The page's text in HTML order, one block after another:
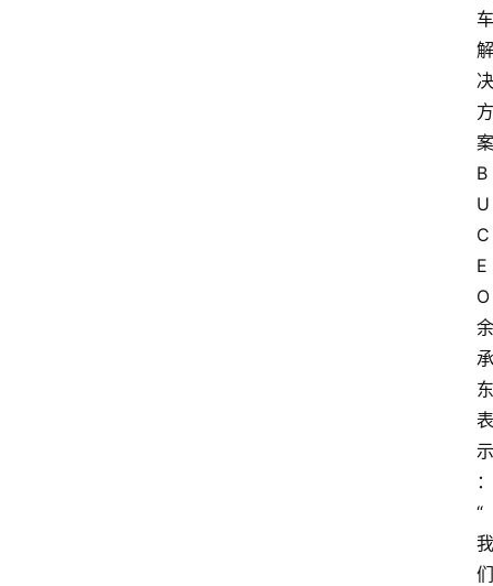
车
解
决
方
案
B
U
C
E
O
余
承
东
表
示
：
“
我
们